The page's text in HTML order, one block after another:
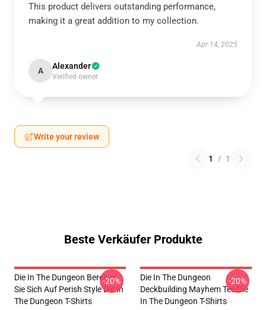
This product delivers outstanding performance,
making it a great addition to my collection.
Apr 14, 2025
A Alexander
Verified owner
Write your review
1 / 1
Beste Verkäufer Produkte
Die In The Dungeon Bereiten
Sie Sich Auf Perish Style Die In
The Dungeon T-Shirts
-20%
Die In The Dungeon
Deckbuilding Mayhem Tee Die
In The Dungeon T-Shirts
-20%